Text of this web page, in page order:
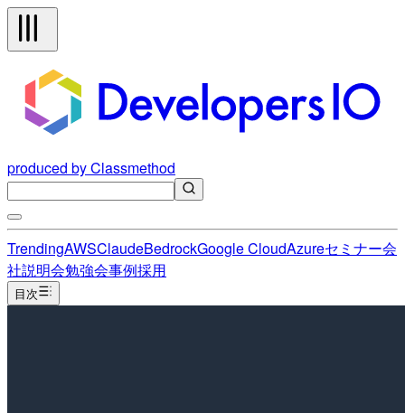
produced by Classmethod
TrendingAWSClaudeBedrockGoogle CloudAzureセミナー会
社説明会勉強会事例採用
目次